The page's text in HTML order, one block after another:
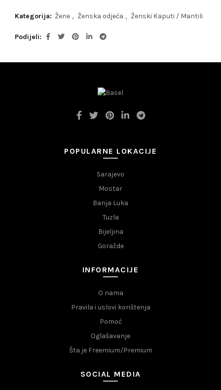
Kategorija: Žene , Ženska odjeća , Ženski Kaputi / Mantili
Podijeli
POPULARNE LOKACIJE
Sarajevo
Mostar
Banja Luka
Tuzla
Bijeljina
Goražde
INFORMACIJE
O nama
Pravila i uslovi korištenja
Pomoć
Oglašavanje
Šta je Freemium/Premium
SOCIAL MEDIA